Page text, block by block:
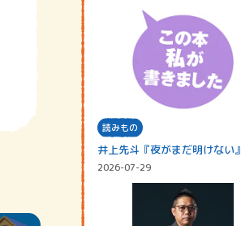
読みもの
井上先斗『夜がまだ明けない』
2026-07-29